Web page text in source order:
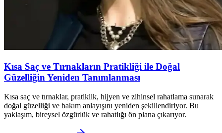
Kısa Saç ve Tırnakların Pratikliği ile Doğal
Güzelliğin Yeniden Tanımlanması
Kısa saç ve tırnaklar, pratiklik, hijyen ve zihinsel rahatlama sunarak
doğal güzelliği ve bakım anlayışını yeniden şekillendiriyor. Bu
yaklaşım, bireysel özgürlük ve rahatlığı ön plana çıkarıyor.